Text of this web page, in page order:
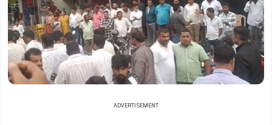
ADVERTISEMENT